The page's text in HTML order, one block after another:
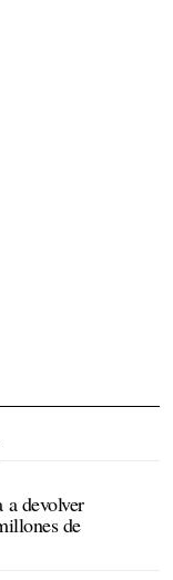
a devolver
de